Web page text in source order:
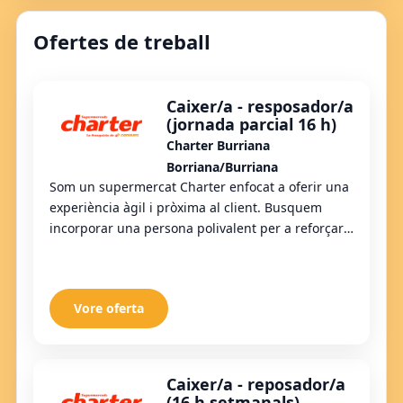
Ofertes de treball
Caixer/a - resposador/a
(jornada parcial 16 h)
Charter Burriana
Borriana/Burriana
Som un supermercat Charter enfocat a oferir una
experiència àgil i pròxima al client. Busquem
incorporar una persona polivalent per a reforçar
Vore oferta
Caixer/a - reposador/a